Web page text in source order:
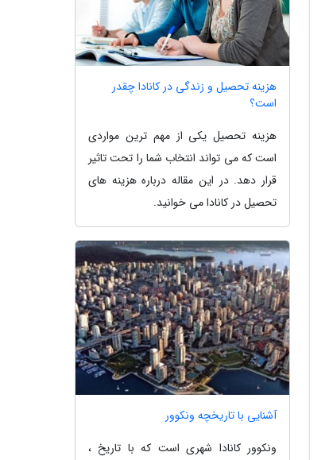
هزینه تحصیل و زندگی در کانادا چقدر
است؟
هزینه تحصیل یکی از مهم ترین مواردی
است که می تواند انتخاب شما را تحت تاثیر
قرار دهد. در این مقاله درباره هزینه های
تحصیل در کانادا می خوانید.
آشنایی با تاریخچه ونکوور
ونکوور کانادا شهری است که با تاریخ ،